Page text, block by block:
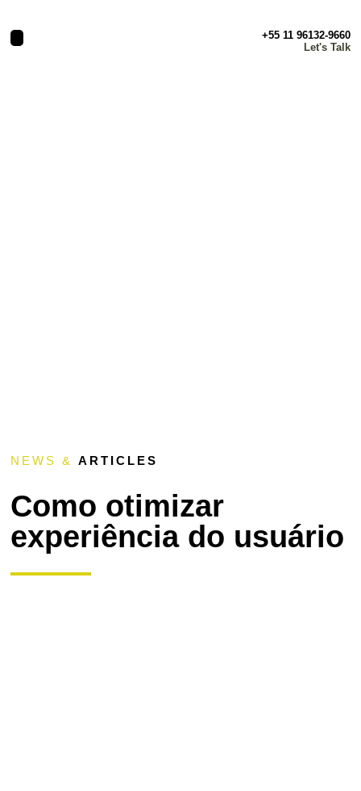
+55 11 96132-9660
Let's Talk
NEWS & ARTICLES
Como otimizar
experiência do usuário